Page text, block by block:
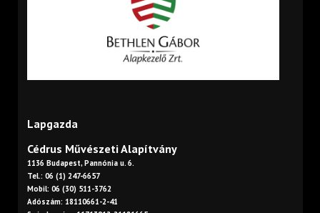
Lapgazda
Cédrus Művészeti Alapítvány
1136 Budapest, Pannónia u. 6.
Tel.: 06 (1) 247-6657
Mobil: 06 (30) 511-3762
Adószám: 18110661-2-41